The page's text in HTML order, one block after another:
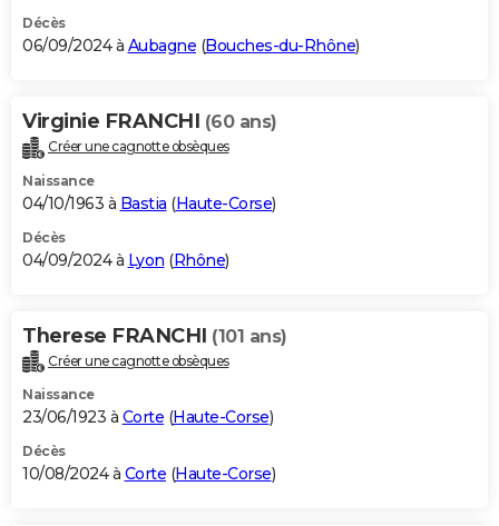
Décès
06/09/2024 à Aubagne (Bouches-du-Rhône)
Virginie FRANCHI (60 ans)
Créer une cagnotte obsèques
Naissance
04/10/1963 à Bastia (Haute-Corse)
Décès
04/09/2024 à Lyon (Rhône)
Therese FRANCHI (101 ans)
Créer une cagnotte obsèques
Naissance
23/06/1923 à Corte (Haute-Corse)
Décès
10/08/2024 à Corte (Haute-Corse)